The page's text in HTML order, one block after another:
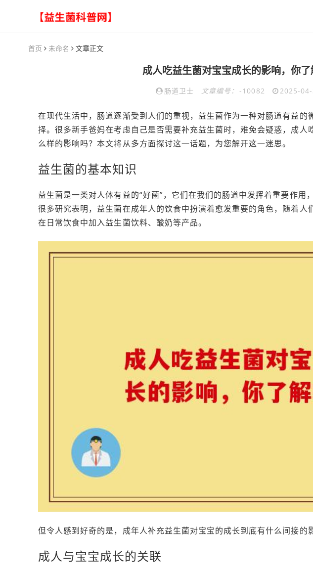
首页 未命名 文章正文
成人吃益生菌对宝宝成长的影响，你了
肠道卫士 文章编号： -10082 2025-
在现代生活中，肠道逐渐受到人们的重视，益生菌作为一种对肠道有益的
择。很多新手爸妈在考虑自己是否需要补充益生菌时，难免会疑惑，成人
么样的影响吗？本文将从多方面探讨这一话题，为您解开这一迷思。
益生菌的基本知识
益生菌是一类对人体有益的“好菌”，它们在我们的肠道中发挥着重要作用
很多研究表明，益生菌在成年人的饮食中扮演着愈发重要的角色，随着人
在日常饮食中加入益生菌饮料、酸奶等产品。
但令人感到好奇的是，成年人补充益生菌对宝宝的成长到底有什么间接的
成人与宝宝成长的关联